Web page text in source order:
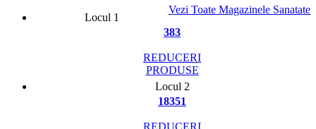
Vezi Toate Magazinele Sanatate
Locul 1
383
REDUCERI
PRODUSE
Locul 2
18351
REDUCERI